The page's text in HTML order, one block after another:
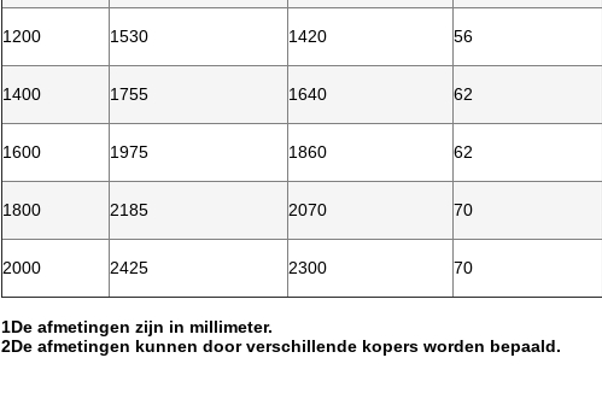
1200 1530 1420 56
1400 1755 1640 62
1600 1975 1860 62
1800 2185 2070 70
2000 2425 2300 70
1De afmetingen zijn in millimeter.
2De afmetingen kunnen door verschillende kopers worden bepaald.